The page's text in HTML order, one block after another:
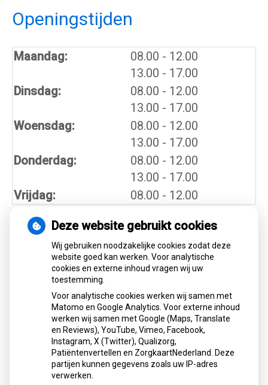
Openingstijden
Maandag: 08.00 tot
- 12.00
13.00 tot
- 17.00
Dinsdag:
08.00 tot
- 12.00
13.00 tot
- 17.00
Woensdag:
08.00 tot
- 12.00
13.00 tot
- 17.00
Donderdag:
08.00 tot
- 12.00
13.00 tot
- 17.00
Vrijdag:
08.00 - 12.00
Nieuws
Let op: valse Infomedics-mails over
openstaande rekening
Tanden bleken? Laat het veilig doen!
Gezond tandvlees: de basis voor een
gezonde mond
Naar de tandarts in het buitenland? Wees op
je hoede!
(Mond)zorgkosten gemaakt in 2025? Check
Deze website gebruikt cookies
Wij gebruiken noodzakelijke cookies zodat deze
website goed kan werken. Voor analytische
cookies en externe inhoud vragen wij uw
toestemming.
Voor analytische cookies werken wij samen met
Matomo en Google Analytics. Voor externe inhoud
werken wij samen met Google (Maps, Translate
en Reviews), YouTube, Vimeo, Facebook,
Instagram, X (Twitter), Qualizorg,
Patiëntenvertellen en ZorgkaartNederland. Deze
partijen kunnen gegevens zoals uw IP-adres
verwerken.